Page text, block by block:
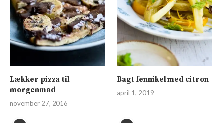
Lækker pizza til
morgenmad
november 27, 2016
Bagt fennikel med citron
april 1, 2019